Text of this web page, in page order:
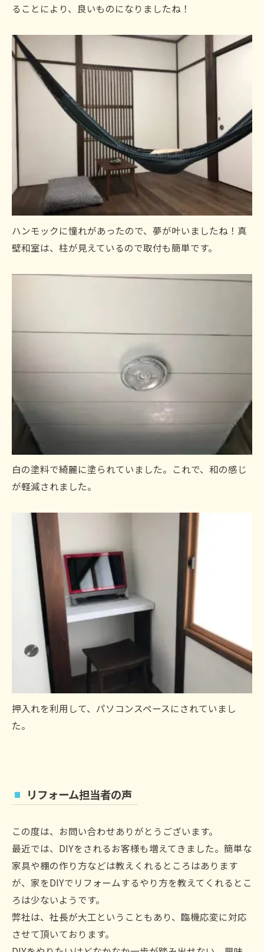
ることにより、良いものになりましたね！
ハンモックに憧れがあったので、夢が叶いましたね！真
壁和室は、柱が見えているので取付も簡単です。
白の塗料で綺麗に塗られていました。これで、和の感じ
が軽減されました。
押入れを利用して、パソコンスペースにされていまし
た。
リフォーム担当者の声
この度は、お問い合わせありがとうございます。
最近では、DIYをされるお客様も増えてきました。簡単な
家具や棚の作り方などは教えくれるところはあります
が、家をDIYでリフォームするやり方を教えてくれるとこ
ろは少ないようです。
弊社は、社長が大工ということもあり、臨機応変に対応
させて頂いております。